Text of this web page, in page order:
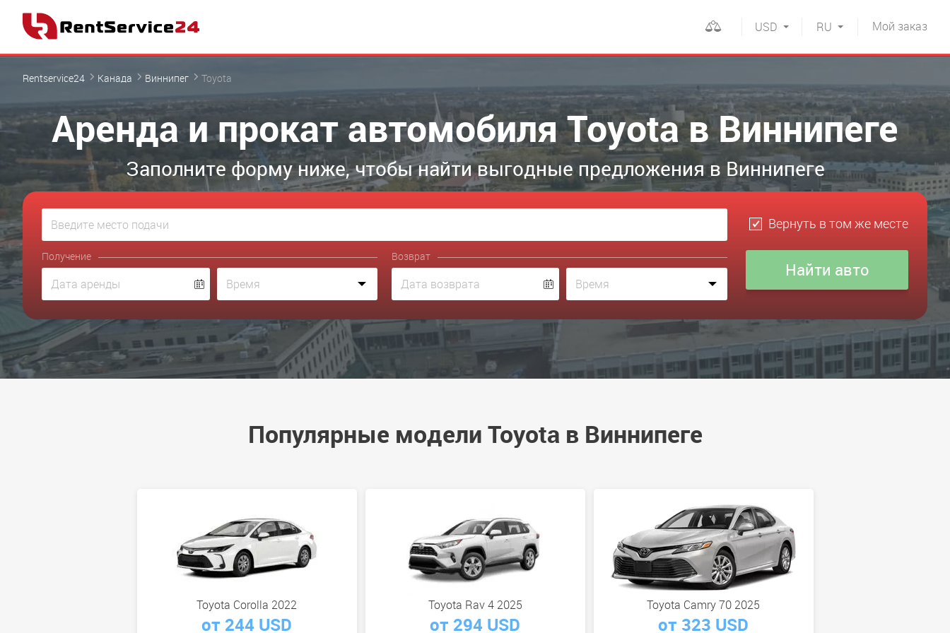
Мой заказ
RU
USD
Rentservice24 Канада Виннипег Toyota
Аренда и прокат автомобиля Toyota в Виннипеге
Заполните форму ниже, чтобы найти выгодные предложения в Виннипеге
Вернуть в том же месте
Получение Возврат
Популярные модели Toyota в Виннипеге
Toyota Corolla 2022
от 244 USD
Toyota Rav 4 2025
от 294 USD
Toyota Camry 70 2025
от 323 USD